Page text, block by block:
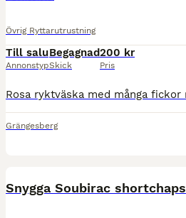
Övrig Ryttarutrustning
Till salu
Annonstyp
Begagnad
Skick
200 kr
Pris
Grängesberg
Snygga Soubirac shortchaps